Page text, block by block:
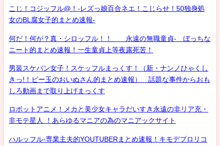
こじ！コジッフル@！-レズっ娘百合ネエ！こじらせ！50独身処
女のBL腐女子的まとめ速報-
何だ！何が？真・シロッフル！！ 永遠の無職童貞- ぼっちな
ニート的まとめ速報！一生童貞上等夜露死苦！
男装スケバン女子！スケッフルまっくす！（新・ナンノひゃくし
きっ!！ビー玉のおいぬさん的まとめ速報） 話題な事件からおも
しろ動画まで取り上げまっくす
ロボットアニメ！メカと美少女キャラだいすき永遠の非リア充・
非モテ星人 ！あらゆるマニアの為のマニアックサイト
ハルッフル-専業主夫的YOUTUBERまとめ速報！キモデブロリコ